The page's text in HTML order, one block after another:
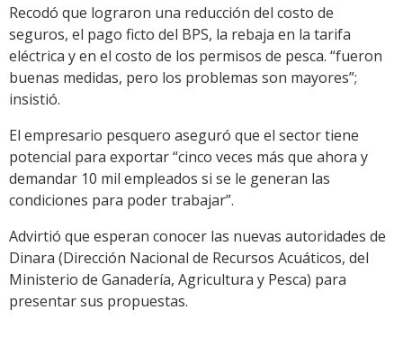
Recodó que lograron una reducción del costo de
seguros, el pago ficto del BPS, la rebaja en la tarifa
eléctrica y en el costo de los permisos de pesca. “fueron
buenas medidas, pero los problemas son mayores”;
insistió.
El empresario pesquero aseguró que el sector tiene
potencial para exportar “cinco veces más que ahora y
demandar 10 mil empleados si se le generan las
condiciones para poder trabajar”.
Advirtió que esperan conocer las nuevas autoridades de
Dinara (Dirección Nacional de Recursos Acuáticos, del
Ministerio de Ganadería, Agricultura y Pesca) para
presentar sus propuestas.